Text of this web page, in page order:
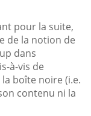
pour la suite,
de la notion de
dans
à-vis de
boîte noire (i.e.
contenu ni la